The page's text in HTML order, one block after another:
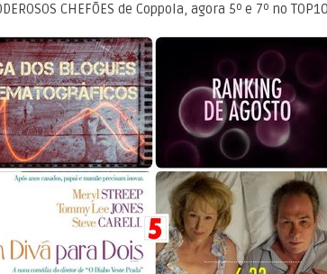
CHEFÕES de Coppola, agora 5º e 7º no